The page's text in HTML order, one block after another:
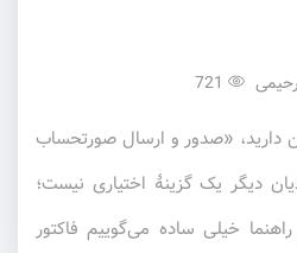
دارید، «صدور و ارسال صورتحساب
دیگر یک گزینهٔ اختیاری نیست؛
خیلی ساده می‌گوییم فاکتور